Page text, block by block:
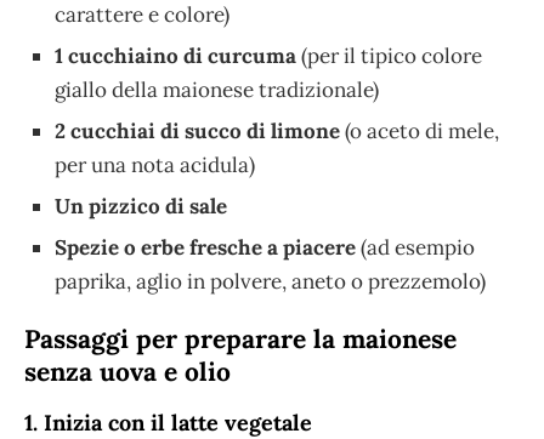
carattere e colore)
1 cucchiaino di curcuma(per il tipico colore
giallo della maionese tradizionale)
2 cucchiai di succo di limone(o aceto di mele,
per una nota acidula)
Un pizzico di sale
Spezie o erbe fresche a piacere(ad esempio
paprika, aglio in polvere, aneto o prezzemolo)
Passaggi per preparare la maionese
senza uova e olio
1. Inizia con il latte vegetale